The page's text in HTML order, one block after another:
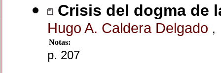
Crisis del dogma de
Hugo A. Caldera Delgado ,
Notas:
p. 207